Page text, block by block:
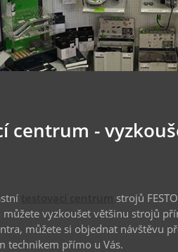
centrum -
strojů
můžete vyzkoušet většinu strojů
můžete si objednat návštěvu
technikem přímo u Vás.